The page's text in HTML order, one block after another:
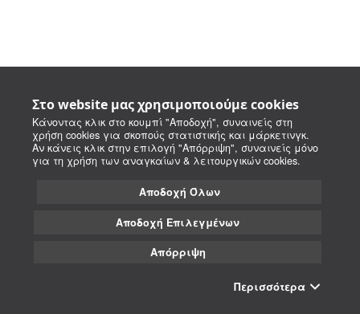
Στο website μας χρησιμοποιούμε cookies
Κάνοντας κλικ στο κουμπί "Αποδοχή", συναινείς στη
χρήση cookies για σκοπούς στατιστικής και μάρκετινγκ.
Αν κάνεις κλικ στην επιλογή "Απόρριψη", συναινείς μόνο
για τη χρήση των αναγκαίων & λειτουργικών cookies.
Αποδοχή Όλων
Αποδοχή Επιλεγμένων
Απόρριψη
Περισσότερα